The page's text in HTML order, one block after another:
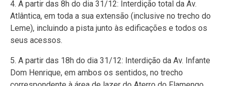
4. A partir das 8h do dia 31/12: Interdição total da Av.
Atlântica, em toda a sua extensão (inclusive no trecho do
Leme), incluindo a pista junto às edificações e todos os
seus acessos.
5. A partir das 18h do dia 31/12: Interdição da Av. Infante
Dom Henrique, em ambos os sentidos, no trecho